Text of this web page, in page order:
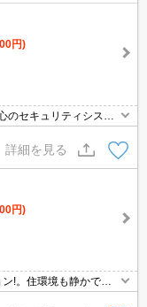
円)
のセキュリティシステ
詳細を見る
円)
!。住環境も静かで安